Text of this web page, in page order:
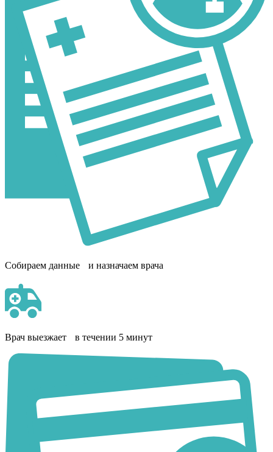
Собираем данные и назначаем врача
Врач выезжает в течении 5 минут